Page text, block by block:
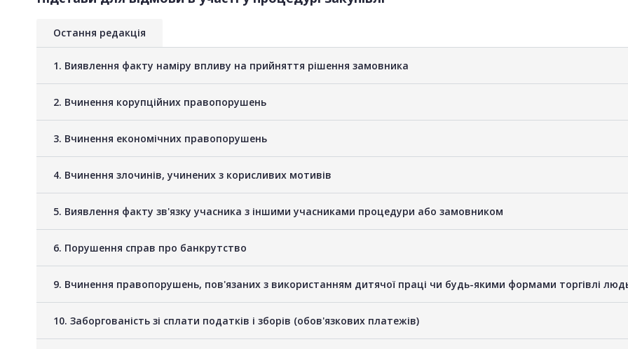
Остання редакція
1. Виявлення факту наміру впливу на прийняття рішення замовника
2. Вчинення корупційних правопорушень
3. Вчинення економічних правопорушень
4. Вчинення злочинів, учинених з корисливих мотивів
5. Виявлення факту зв'язку учасника з іншими учасниками процедури або замовником
6. Порушення справ про банкрутство
9. Вчинення правопорушень, пов'язаних з використанням дитячої праці чи будь-якими формами торгівлі
10. Заборгованість зі сплати податків і зборів (обов'язкових платежів)